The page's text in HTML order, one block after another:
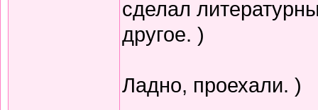
сделал
другое. )
Ладно, проехали. )